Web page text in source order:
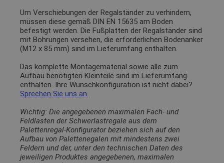
Um Verschiebungen der Regalständer zu verhindern,
müssen diese gemäß DIN EN 15635 am Boden
befestigt werden. Die Fußplatten der Regalständer sind
mit Bohrungen versehen, die erforderlichen Bodenanker
(M12 x 85 mm) sind im Lieferumfang enthalten.
Das komplette Montagematerial sowie alle zum
Aufbau benötigten Kleinteile sind im Lieferumfang
enthalten. Ihre Wunschkonfiguration ist nicht dabei?
Sprechen Sie uns an.
Wichtig: Die angegebenen maximalen Fach- und
Feldlasten der Schwerlastregale aus dem
Palettenregal-Konfigurator beziehen sich auf den
Aufbau von Palettenegalen mit mindestens zwei
Feldern und der, unter den technischen Daten des
jeweiligen Produktes angegebenen, maximalen